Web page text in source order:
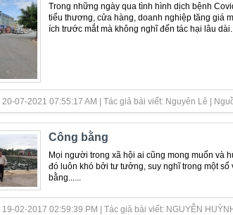
Trong những ngày qua tình hình dịch bệnh
tiểu thương, cửa hàng, doanh nghiệp tăng giá
ích trước mắt mà không nghĩ đến tác hại lâu dài...
07-2021 07:55:17 AM | Tác giả bài viết: Nguyên Lê |
Công bằng
Mọi người trong xã hội ai cũng mong muốn và
đó luôn khó bởi tư tưởng, suy nghĩ trong một số
bằng......
02-2017 02:59:39 PM | Tác giả bài viết: NGUYỄN